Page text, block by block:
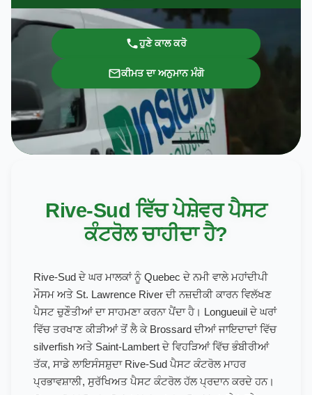
ਹੁਣੇ ਕਾਲ ਕਰੋ
ਕੀਮਤ ਦਾ ਅਨੁਮਾਨ ਮੰਗੋ
Rive-Sud ਵਿੱਚ ਪੇਸ਼ੇਵਰ ਪੈਸਟ
ਕੰਟਰੋਲ ਚਾਹੀਦਾ ਹੈ?
Rive-Sud ਦੇ ਘਰ ਮਾਲਕਾਂ ਨੂੰ Quebec ਦੇ ਨਮੀ ਵਾਲੇ ਮਹਾਂਦੀਪੀ
ਮੌਸਮ ਅਤੇ St. Lawrence River ਦੀ ਨਜ਼ਦੀਕੀ ਕਾਰਨ ਵਿਲੱਖਣ
ਪੈਸਟ ਚੁਣੌਤੀਆਂ ਦਾ ਸਾਹਮਣਾ ਕਰਨਾ ਪੈਂਦਾ ਹੈ। Longueuil ਦੇ ਘਰਾਂ
ਵਿੱਚ ਤਰਖਾਣ ਕੀੜੀਆਂ ਤੋਂ ਲੈ ਕੇ Brossard ਦੀਆਂ ਜਾਇਦਾਦਾਂ ਵਿੱਚ
silverfish ਅਤੇ Saint-Lambert ਦੇ ਵਿਹੜਿਆਂ ਵਿੱਚ ਭੰਬੀਰੀਆਂ
ਤੱਕ, ਸਾਡੇ ਲਾਇਸੰਸਸ਼ੁਦਾ Rive-Sud ਪੈਸਟ ਕੰਟਰੋਲ ਮਾਹਰ
ਪ੍ਰਭਾਵਸ਼ਾਲੀ, ਸੁਰੱਖਿਅਤ ਪੈਸਟ ਕੰਟਰੋਲ ਹੱਲ ਪ੍ਰਦਾਨ ਕਰਦੇ ਹਨ।